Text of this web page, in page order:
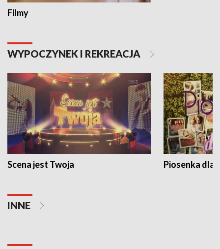
Filmy
WYPOCZYNEK I REKREACJA
Scena jest Twoja Piosenka dla
INNE